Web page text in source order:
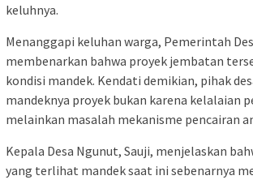
keluhnya.
Menanggapi keluhan warga, Pemerintah
membenarkan bahwa proyek jembatan
kondisi mandek. Kendati demikian, pihak
mandeknya proyek bukan karena kelalaian
melainkan masalah mekanisme pencairan
Kepala Desa Ngunut, Sauji, menjelaskan
yang terlihat mandek saat ini sebenarnya